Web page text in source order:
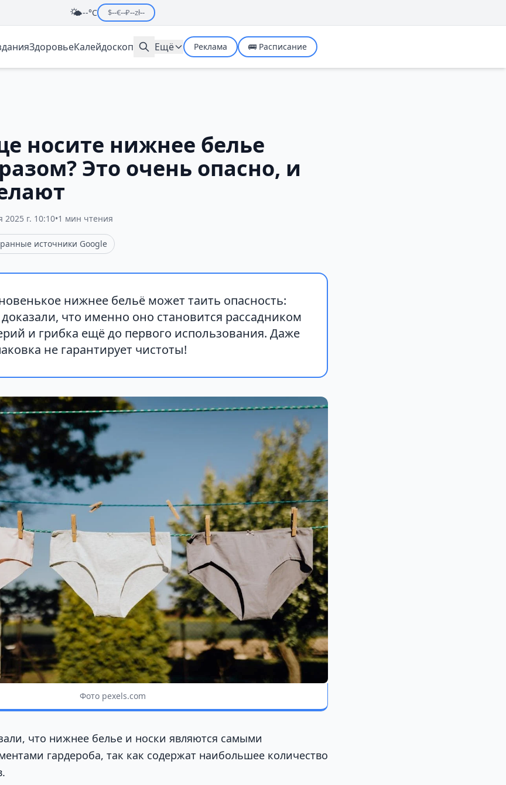
🌤️--°C $--€--₽--zł--
ЗдоровьеКалейдоскоп Ещё Реклама 🚌 Расписание
носите нижнее белье
Это очень опасно, и
2025 г. 10:10•1 мин чтения
источники Google
нижнее бельё может таить опасность:
что именно оно становится рассадником
и грибка ещё до первого использования. Даже
не гарантирует чистоты!
Фото pexels.com
что нижнее белье и носки являются самыми
гардероба, так как содержат наибольшее количество